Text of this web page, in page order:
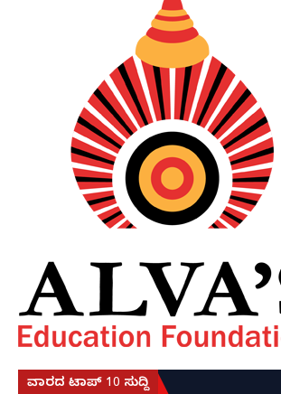
ವಾರದ ಟಾಪ್ 10 ಸುದ್ದಿ